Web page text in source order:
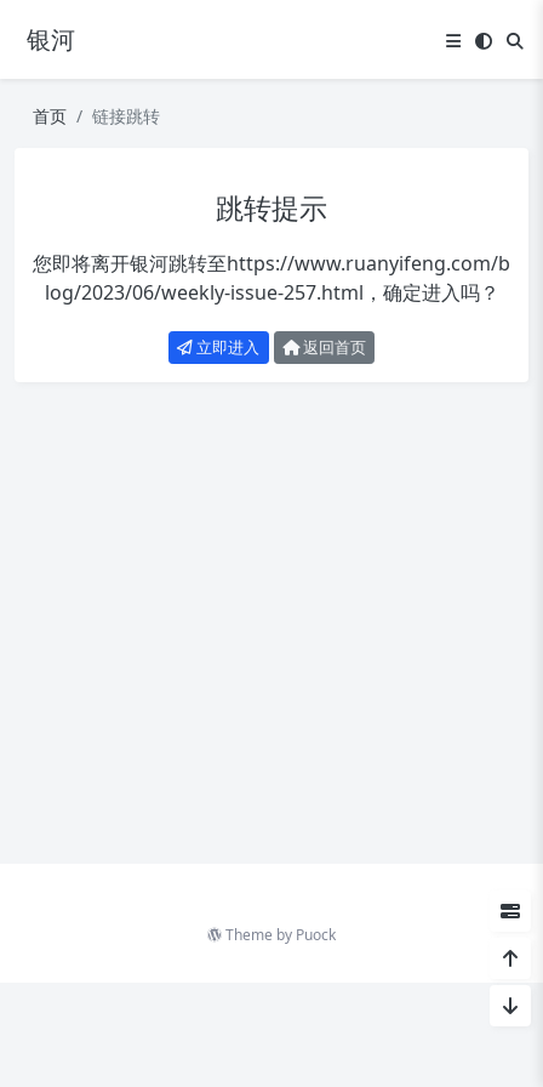
银河
首页 链接跳转
跳转提示
您即将离开银河跳转至https://www.ruanyifeng.com/b
log/2023/06/weekly-issue-257.html ，确定进入吗？
立即进入 返回首页
Theme by Puock